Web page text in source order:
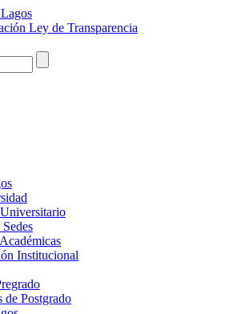
Ley de Transparencia
Institucional
de Postgrado